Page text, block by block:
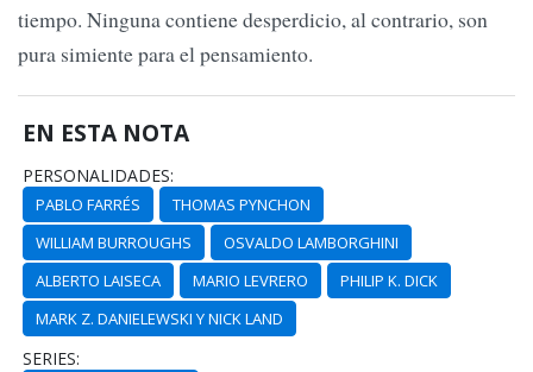
tiempo. Ninguna contiene desperdicio, al contrario, son
pura simiente para el pensamiento.
EN ESTA NOTA
PERSONALIDADES:
PABLO FARRÉS
THOMAS PYNCHON
WILLIAM BURROUGHS
OSVALDO LAMBORGHINI
ALBERTO LAISECA
MARIO LEVRERO
PHILIP K. DICK
MARK Z. DANIELEWSKI Y NICK LAND
SERIES: